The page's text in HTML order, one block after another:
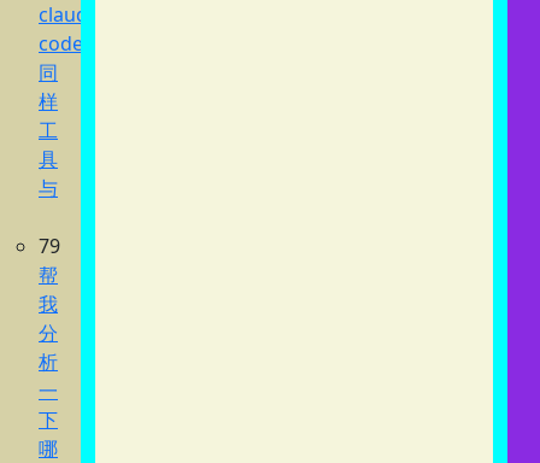
claude
code
同
样
工
具
与
79
帮
我
分
析
一
下
哪